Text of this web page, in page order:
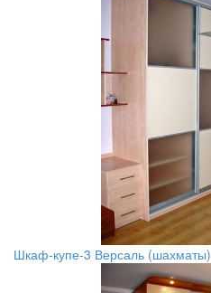
Шкаф-купе-3 Версаль (шахматы)